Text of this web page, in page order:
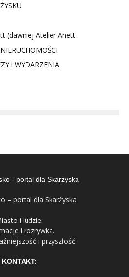
(dawniej Atelier Anett
i WYDARZENIA
– portal dla Skarżyska
i ludzie.
i rozrywka.
i przyszłość.
KONTAKT: